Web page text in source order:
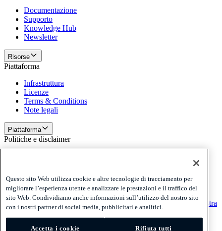
Documentazione
Supporto
Knowledge Hub
Newsletter
Risorse
Piattaforma
Infrastruttura
Licenze
Terms & Conditions
Note legali
Piattaforma
Politiche e disclaimer
Politiche e disclaimer
Ricevi la nostra newsletter Ricevi la nostra newsletter
Ricevi la nostra
newsletter
Privacy
Questo sito Web utilizza cookie e altre tecnologie di tracciamento per
migliorare l’esperienza utente e analizzare le prestazioni e il traffico del
sito Web. Condividiamo anche informazioni sull’utilizzo del nostro sito
con i nostri partner di social media, pubblicitari e analitici.
Accetta i cookie Rifiuta tutti